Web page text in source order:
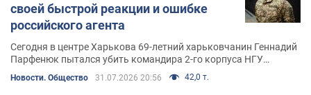
своей быстрой реакции и ошибке
российского агента
Сегодня в центре Харькова 69-летний харьковчанин Геннадий
Парфенюк пытался убить командира 2-го корпуса НГУ
"Хартия" полковника Игоря Оболенского
Новости. Общество 31.07.2026 20:56 42,0 т.